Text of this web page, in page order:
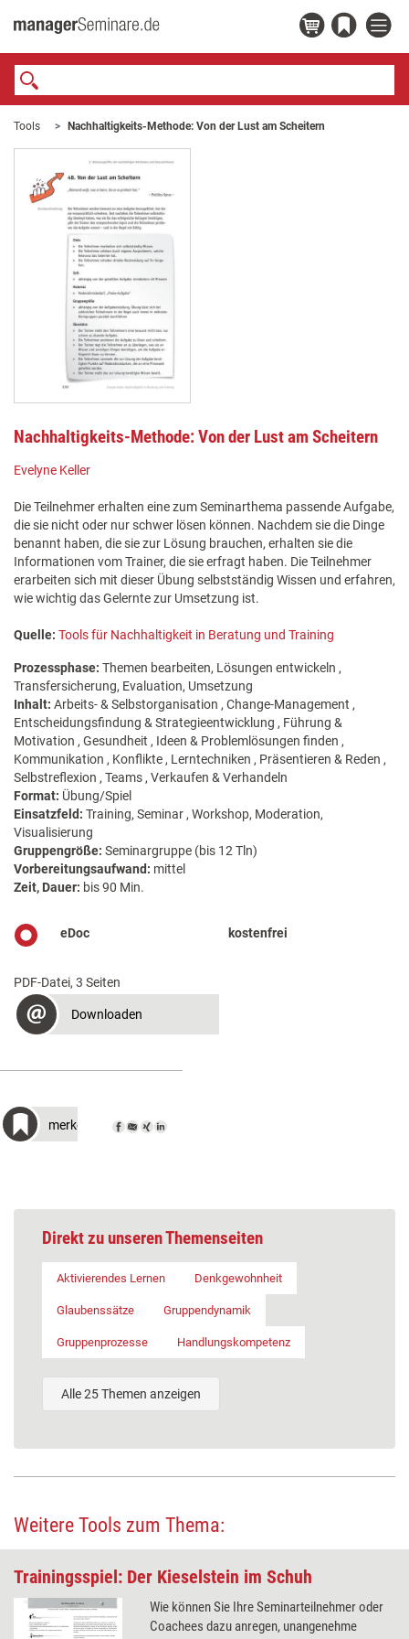
Tools Nachhaltigkeits-Methode: Von der Lust am Scheitern
Nachhaltigkeits-Methode: Von der Lust am Scheitern
Evelyne Keller
Die Teilnehmer erhalten eine zum Seminarthema passende Aufgabe,
die sie nicht oder nur schwer lösen können. Nachdem sie die Dinge
benannt haben, die sie zur Lösung brauchen, erhalten sie die
Informationen vom Trainer, die sie erfragt haben. Die Teilnehmer
erarbeiten sich mit dieser Übung selbstständig Wissen und erfahren,
wie wichtig das Gelernte zur Umsetzung ist.
Quelle: Tools für Nachhaltigkeit in Beratung und Training
Prozessphase: Themen bearbeiten, Lösungen entwickeln ,
Transfersicherung, Evaluation, Umsetzung
Inhalt: Arbeits- & Selbstorganisation , Change-Management ,
Entscheidungsfindung & Strategieentwicklung , Führung &
Motivation , Gesundheit , Ideen & Problemlösungen finden ,
Kommunikation , Konflikte , Lerntechniken , Präsentieren & Reden ,
Selbstreflexion , Teams , Verkaufen & Verhandeln
Format: Übung/Spiel
Einsatzfeld: Training, Seminar , Workshop, Moderation,
Visualisierung
Gruppengröße: Seminargruppe (bis 12 Tln)
Vorbereitungsaufwand: mittel
Zeit, Dauer: bis 90 Min.
eDoc kostenfrei
PDF-Datei, 3 Seiten
Downloaden
merken
Direkt zu unseren Themenseiten
Aktivierendes Lernen Denkgewohnheit
Glaubenssätze Gruppendynamik
Gruppenprozesse Handlungskompetenz
Alle 25 Themen anzeigen
Weitere Tools zum Thema:
Trainingsspiel: Der Kieselstein im Schuh
Wie können Sie Ihre Seminarteilnehmer oder
Coachees dazu anregen, unangenehme